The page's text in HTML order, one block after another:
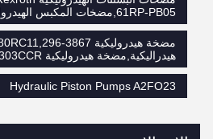
61RP-PB05,مضخات المكبس الهيدروليكية A2FO23
هيدراليكية,مضخة هيدروليكية 303CCR
Hydraulic Piston Pumps A2FO23